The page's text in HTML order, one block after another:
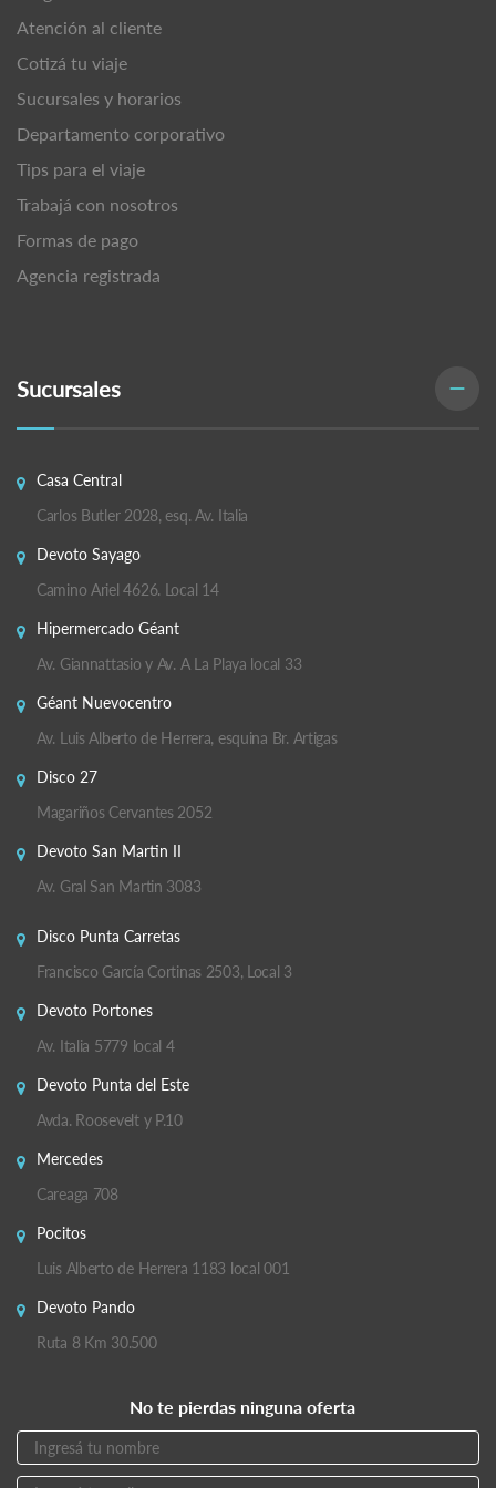
Atención al cliente
Cotizá tu viaje
Sucursales y horarios
Departamento corporativo
Tips para el viaje
Trabajá con nosotros
Formas de pago
Agencia registrada
Sucursales
Casa Central
Carlos Butler 2028, esq. Av. Italia
Devoto Sayago
Camino Ariel 4626. Local 14
Hipermercado Géant
Av. Giannattasio y Av. A La Playa local 33
Géant Nuevocentro
Av. Luis Alberto de Herrera, esquina Br. Artigas
Disco 27
Magariños Cervantes 2052
Devoto San Martin II
Av. Gral San Martin 3083
Disco Punta Carretas
Francisco García Cortinas 2503, Local 3
Devoto Portones
Av. Italia 5779 local 4
Devoto Punta del Este
Avda. Roosevelt y P.10
Mercedes
Careaga 708
Pocitos
Luis Alberto de Herrera 1183 local 001
Devoto Pando
Ruta 8 Km 30.500
No te pierdas ninguna oferta